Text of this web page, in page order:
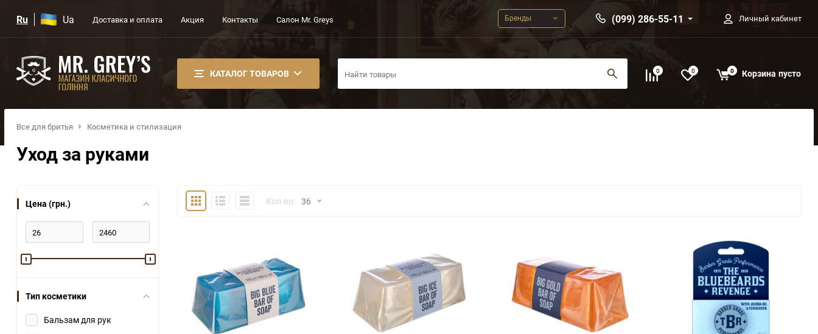
Ru Ua Доставка и оплата Акция Контакты Салон Mr. Greys Бренды (099) 286-55-11 Личный кабинет
КАТАЛОГ ТОВАРОВ 0 0 0 Корзина пусто
Все для бритья Косметика и стилизация
Уход за руками
Цена (грн.)
Тип косметики
Бальзам для рук
ПлиткаПодробноКомпактноКол-во: 36
48
72
144